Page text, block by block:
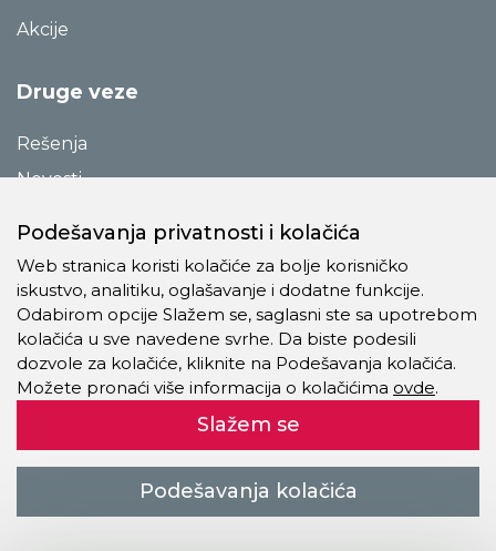
Akcije
Druge veze
Rešenja
Novosti
O preduzeću
Kontakt
Pravila o privatnosti
Kolačići
Autorsko pravo © 2021 - 2026 Trevis Pro Company doo. Sva
Podešavanja privatnosti i kolačića
Web stranica koristi kolačiće za bolje korisničko
iskustvo, analitiku, oglašavanje i dodatne funkcije.
Odabirom opcije Slažem se, saglasni ste sa upotrebom
kolačića u sve navedene svrhe. Da biste podesili
dozvole za kolačiće, kliknite na Podešavanja kolačića.
Možete pronaći više informacija o kolačićima ovde.
Slažem se
Podešavanja kolačića